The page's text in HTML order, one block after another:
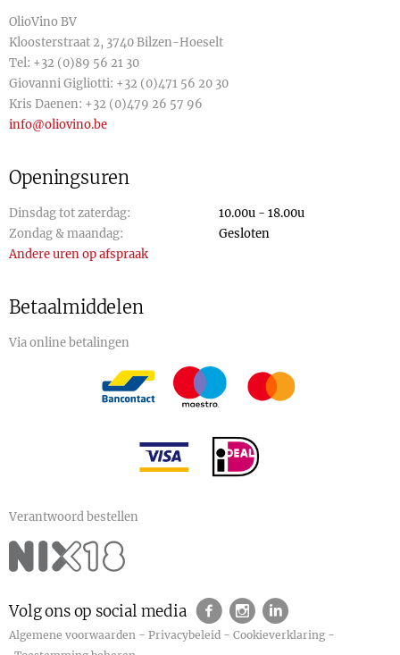
OlioVino BV
Kloosterstraat 2, 3740 Bilzen-Hoeselt
Tel: +32 (0)89 56 21 30
Giovanni Gigliotti: +32 (0)471 56 20 30
Kris Daenen: +32 (0)479 26 57 96
info@oliovino.be
Openingsuren
Dinsdag tot zaterdag:
10.00u - 18.00u
Zondag & maandag:
Gesloten
Andere uren op afspraak
Betaalmiddelen
Via online betalingen
Verantwoord bestellen
Volg ons op social media
Algemene voorwaarden -Privacybeleid -Cookieverklaring -